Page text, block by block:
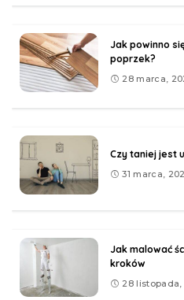
Jak powinno
poprzek?
28 marca,
Czy taniej jest
31 marca,
Jak malować
kroków
28 listopada,